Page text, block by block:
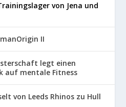
von Jena und
II
legt einen
auf mentale Fitness
von Leeds Rhinos zu Hull